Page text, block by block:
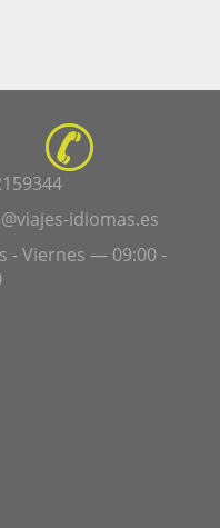
idiomas.es
- Viernes — 09:00 -